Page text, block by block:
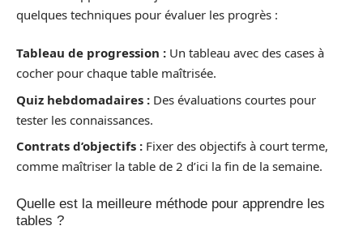
quelques techniques pour évaluer les progrès :
Tableau de progression : Un tableau avec des cases à
cocher pour chaque table maîtrisée.
Quiz hebdomadaires : Des évaluations courtes pour
tester les connaissances.
Contrats d’objectifs : Fixer des objectifs à court terme,
comme maîtriser la table de 2 d’ici la fin de la semaine.
Quelle est la meilleure méthode pour apprendre les
tables ?